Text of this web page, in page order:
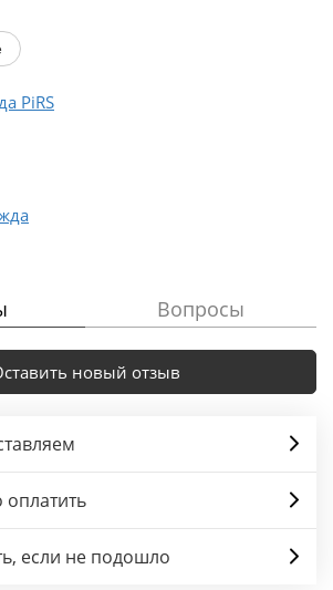
шву с поясом около 114 см в
115 см в...
PiRS
Вопросы
новый отзыв
если не подошло